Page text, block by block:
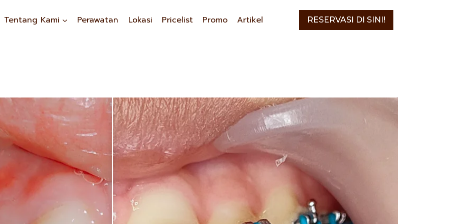
Tentang Kami Perawatan Lokasi Pricelist Promo Artikel RESERVASI DI SINI!